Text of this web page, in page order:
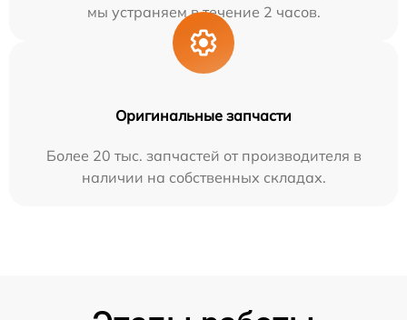
мы устраняем в течение 2 часов.
Оригинальные запчасти
Более 20 тыс. запчастей от производителя в
наличии на собственных складах.